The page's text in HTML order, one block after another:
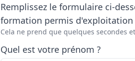
Remplissez le formulaire ci-
formation permis
Cela ne prend que quelques secondes
Quel est votre prénom ?